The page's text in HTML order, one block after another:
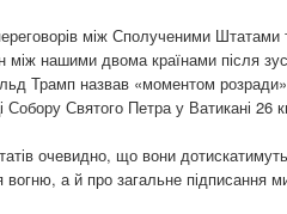
між Сполученими Штатами
між нашими двома країнами після
Трамп назвав «моментом розради»
Собору Святого Петра у Ватикані 26
очевидно, що вони
вогню, а й про загальне підписання